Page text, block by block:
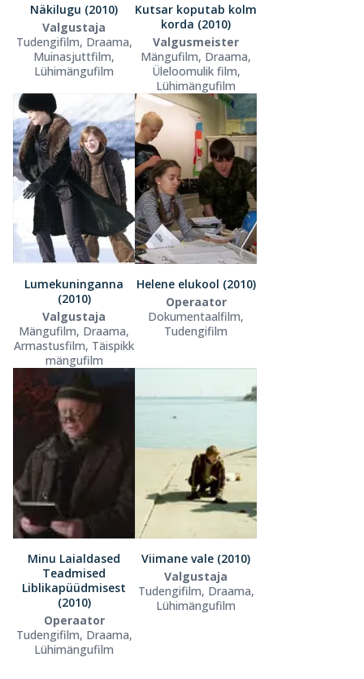
Näkilugu (2010)
Valgustaja
Tudengifilm, Draama,
Muinasjuttfilm,
Lühimängufilm
Kutsar koputab kolm
korda (2010)
Valgusmeister
Mängufilm, Draama,
Üleloomulik film,
Lühimängufilm
Lumekuninganna
(2010)
Valgustaja
Mängufilm, Draama,
Armastusfilm, Täispikk
mängufilm
Helene elukool (2010)
Operaator
Dokumentaalfilm,
Tudengifilm
Minu Laialdased
Teadmised
Liblikapüüdmisest
(2010)
Operaator
Tudengifilm, Draama,
Lühimängufilm
Viimane vale (2010)
Valgustaja
Tudengifilm, Draama,
Lühimängufilm